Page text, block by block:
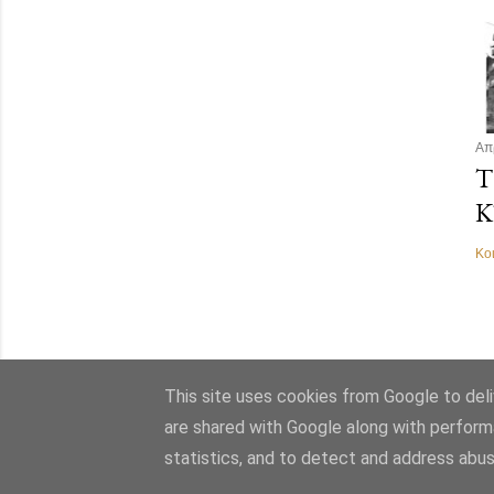
This site uses cookies from Google to
are shared with Google along with
statistics, and to detect and address